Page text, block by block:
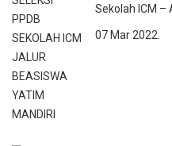
Sekolah ICM –
07 Mar 2022.